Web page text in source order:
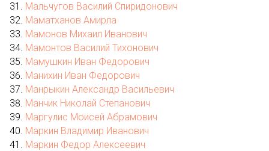
Мальчугов Василий Спиридонович
Маматханов Амирла
Мамонов Михаил Иванович
Мамонтов Василий Тихонович
Мамушкин Иван Федорович
Манихин Иван Федорович
Манрыкин Александр Васильевич
Манчик Николай Степанович
Маргулис Моисей Абрамович
Маркин Владимир Иванович
Маркин Федор Алексеевич